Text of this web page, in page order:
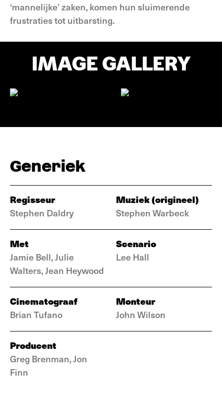
‘mannelijke’ zaken, komen hun sluimerende
frustraties tot uitbarsting.
IMAGE GALLERY
Generiek
Regisseur
Stephen Daldry
Muziek (origineel)
Stephen Warbeck
Met
Jamie Bell, Julie
Walters, Jean Heywood
Scenario
Lee Hall
Cinematograaf
Brian Tufano
Monteur
John Wilson
Producent
Greg Brenman, Jon
Finn